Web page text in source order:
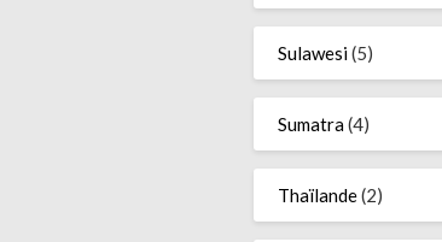
Sulawesi(5)
Sumatra(4)
Thaïlande(2)